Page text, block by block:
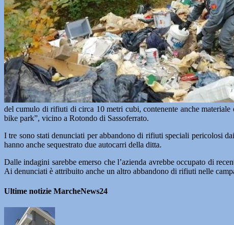
del cumulo di rifiuti di circa 10 metri cubi, contenente anche
bike park”, vicino a Rotondo di Sassoferrato.
I tre sono stati denunciati per abbandono di rifiuti speciali pericolosi
hanno anche sequestrato due autocarri della ditta.
Dalle indagini sarebbe emerso che l’azienda avrebbe occupato di
Ai denunciati è attribuito anche un altro abbandono di rifiuti nelle
Ultime notizie MarcheNews24